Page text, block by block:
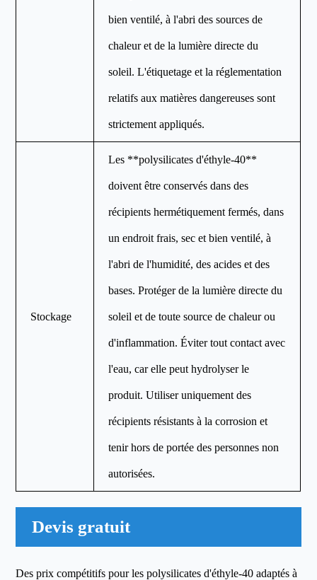
bien ventilé, à l'abri des sources de
chaleur et de la lumière directe du
soleil. L'étiquetage et la réglementation
relatifs aux matières dangereuses sont
strictement appliqués.
Stockage
Les **polysilicates d'éthyle-40**
doivent être conservés dans des
récipients hermétiquement fermés, dans
un endroit frais, sec et bien ventilé, à
l'abri de l'humidité, des acides et des
bases. Protéger de la lumière directe du
soleil et de toute source de chaleur ou
d'inflammation. Éviter tout contact avec
l'eau, car elle peut hydrolyser le
produit. Utiliser uniquement des
récipients résistants à la corrosion et
tenir hors de portée des personnes non
autorisées.
Devis gratuit
Des prix compétitifs pour les polysilicates d'éthyle-40 adaptés à